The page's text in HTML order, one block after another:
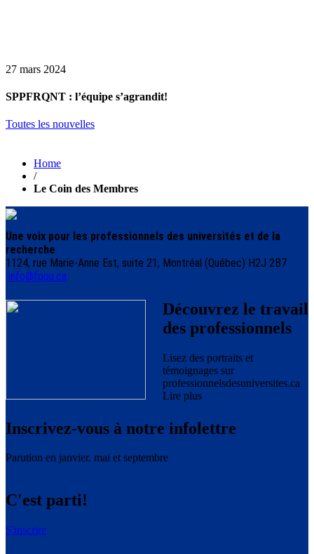
27 mars 2024
SPPFRQNT : l’équipe s’agrandit!
Toutes les nouvelles
Home
/
Le Coin des Membres
Une voix pour les professionnels des universités et de la
recherche
1124, rue Marie-Anne Est, suite 21, Montréal (Québec) H2J 2B7
info@fppu.ca
Découvrez le travail
des professionnels
Lisez des portraits et
témoignages sur
professionnelsdesuniversites.ca
Lire plus
Inscrivez-vous à notre infolettre
Parution en janvier, mai et septembre
C'est parti!
S'inscrire